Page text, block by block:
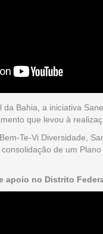
da Bahia, a iniciativa
que levou à
Te-Vi Diversidade,
de um
apoio no Distrito